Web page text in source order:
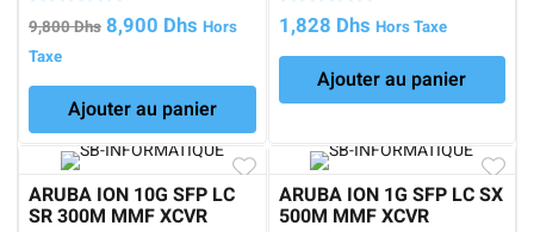
9,800Dhs Le
initial
était :
9,800 Dhs.
8,900 Dhs Le
actuel
est :
8,900 Dhs.
Hors
Taxe
Ajouter au panier
1,828 Dhs Hors Taxe
Ajouter au panier
ARUBA ION 10G SFP LC
SR 300M MMF XCVR
ARUBA ION 1G SFP LC SX
500M MMF XCVR